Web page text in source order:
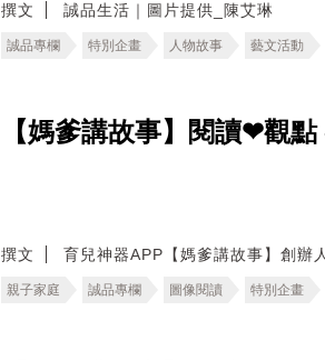
撰文 誠品生活｜圖片提供_陳艾琳
誠品專欄 特別企畫 人物故事 藝文活動
【媽爹講故事】閱讀❤觀
撰文 育兒神器APP【媽爹講故事】創辦
親子家庭 誠品專欄 圖像閱讀 特別企畫